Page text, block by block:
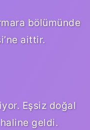
bölümünde
aittir.
Eşsiz doğal
geldi.